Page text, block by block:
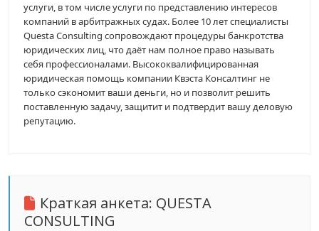
услуги, в том числе услуги по представлению интересов
компаний в арбитражных судах. Более 10 лет специалисты
Questa Сonsulting сопровождают процедуры банкротства
юридических лиц, что даёт нам полное право называть
себя профессионалами. Высококвалифицированная
юридическая помощь компании Квэста Консалтинг не
только сэкономит ваши деньги, но и позволит решить
поставленную задачу, защитит и подтвердит вашу деловую
репутацию.
Краткая анкета: QUESTA
CONSULTING